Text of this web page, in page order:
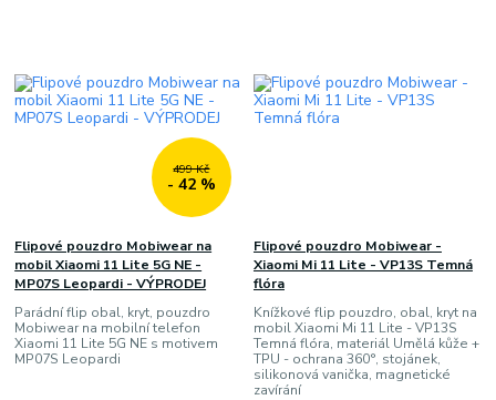
499 Kč
- 42 %
Flipové pouzdro Mobiwear na
mobil Xiaomi 11 Lite 5G NE -
MP07S Leopardi - VÝPRODEJ
Parádní flip obal, kryt, pouzdro
Mobiwear na mobilní telefon
Xiaomi 11 Lite 5G NE s motivem
MP07S Leopardi
Flipové pouzdro Mobiwear -
Xiaomi Mi 11 Lite - VP13S Temná
flóra
Knížkové flip pouzdro, obal, kryt na
mobil Xiaomi Mi 11 Lite - VP13S
Temná flóra, materiál Umělá kůže +
TPU - ochrana 360°, stojánek,
silikonová vanička, magnetické
zavírání